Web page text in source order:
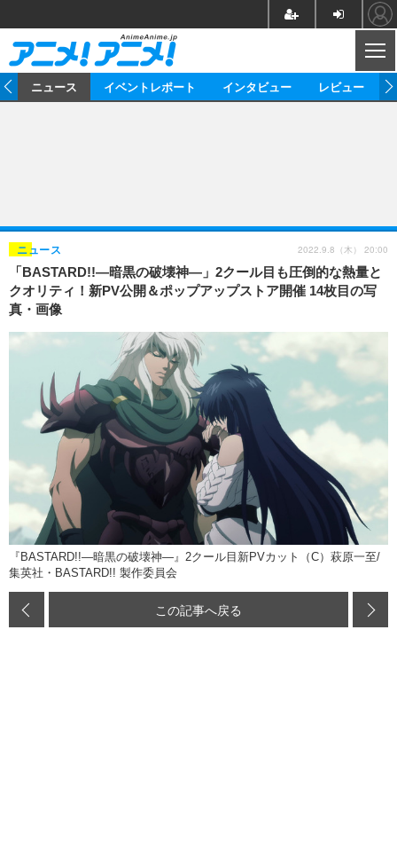
ゲーム グッズ
海外イベント ビジネス
俳優・タレント アーティスト
アニメ 実写
座談会
動画
アニメ！アニメ！TV ABEMA Cafe
連載・コラム
ニュース イベントレポート インタビュー レビュー
「BASTARD!!―暗黒の破壊神―」2クール目も圧倒的な熱量と
クオリティ！新PV公開＆ポップアップストア開催 14枚目の写
真・画像
ニュース 2022.9.8（木） 20:00
『BASTARD!!―暗黒の破壊神―』2クール目新PVカット（C）萩原一至/
集英社・BASTARD!! 製作委員会
この記事へ戻る